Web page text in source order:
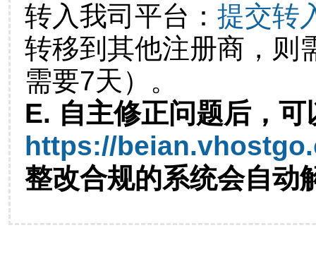
转入我司平台： 提交转
转移到其他注册商，则
需要7天）。
E. 自主修正问题后，可
https://
整改合规的系统会自动